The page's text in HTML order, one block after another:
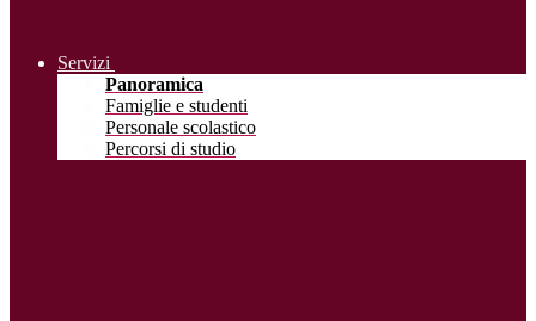
Servizi
Panoramica
Famiglie e studenti
Personale scolastico
Percorsi di studio